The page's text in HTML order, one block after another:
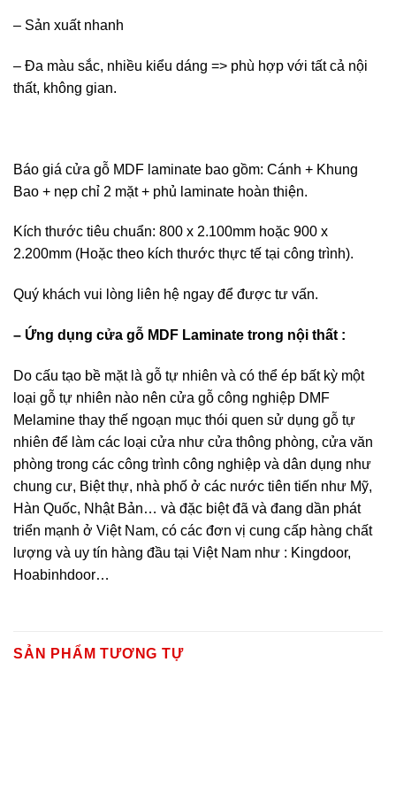
– Sản xuất nhanh
– Đa màu sắc, nhiều kiểu dáng => phù hợp với tất cả nội
thất, không gian.
Báo giá cửa gỗ MDF laminate bao gồm: Cánh + Khung
Bao + nẹp chỉ 2 mặt + phủ laminate hoàn thiện.
Kích thước tiêu chuẩn: 800 x 2.100mm hoặc 900 x
2.200mm (Hoặc theo kích thước thực tế tại công trình).
Quý khách vui lòng liên hệ ngay để được tư vấn.
– Ứng dụng cửa gỗ MDF Laminate trong nội thất :
Do cấu tạo bề mặt là gỗ tự nhiên và có thể ép bất kỳ một
loại gỗ tự nhiên nào nên cửa gỗ công nghiệp DMF
Melamine thay thế ngoạn mục thói quen sử dụng gỗ tự
nhiên để làm các loại cửa như cửa thông phòng, cửa văn
phòng trong các công trình công nghiệp và dân dụng như
chung cư, Biệt thự, nhà phố ở các nước tiên tiến như Mỹ,
Hàn Quốc, Nhật Bản… và đặc biệt đã và đang dần phát
triển mạnh ở Việt Nam, có các đơn vị cung cấp hàng chất
lượng và uy tín hàng đầu tại Việt Nam như : Kingdoor,
Hoabinhdoor…
SẢN PHẨM TƯƠNG TỰ